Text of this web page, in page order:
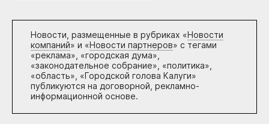
Новости, размещенные в рубриках «Новости
компаний» и «Новости партнеров» с тегами
«реклама», «городская дума»,
«законодательное собрание», «политика»,
«область», «Городской голова Калуги»
публикуются на договорной, рекламно-
информационной основе.